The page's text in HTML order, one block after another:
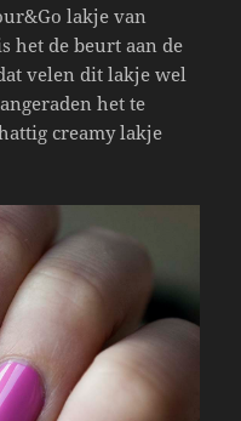
lakje van
het de beurt aan de
velen dit lakje wel
het te
creamy lakje